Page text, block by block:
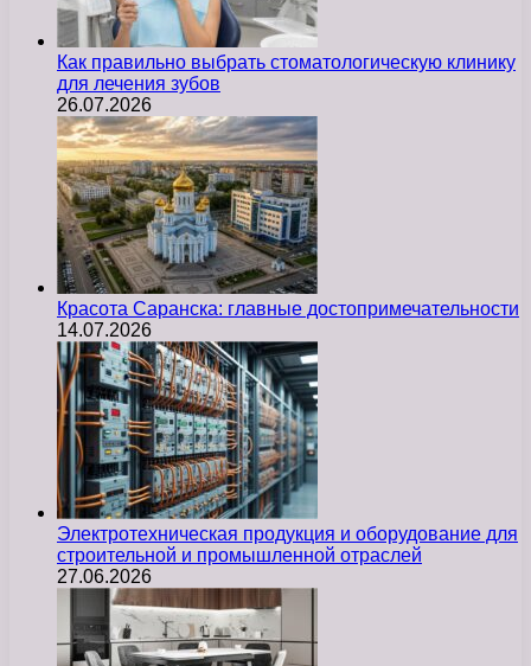
Как правильно выбрать стоматологическую клинику
для лечения зубов
26.07.2026
Красота Саранска: главные достопримечательности
14.07.2026
Электротехническая продукция и оборудование для
строительной и промышленной отраслей
27.06.2026